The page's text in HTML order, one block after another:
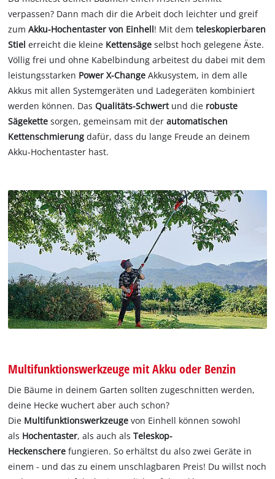
verpassen? Dann mach dir die Arbeit doch leichter und greif
zumAkku-Hochentaster von Einhell! Mit demteleskopierbaren
Stiel erreicht die kleine Kettensägeselbst hoch gelegene Äste.
Völlig frei und ohne Kabelbindung arbeitest du dabei mit dem
leistungsstarken Power X-Change Akkusystem, in dem alle
Akkus mit allen Systemgeräten und Ladegeräten kombiniert
werden können. DasQualitäts-Schwertund die robuste
Sägekette sorgen, gemeinsam mit derautomatischen
Kettenschmierung dafür, dass du lange Freude an deinem
Akku-Hochentaster hast.
Multifunktionswerkzeuge mit Akku oder Benzin
Die Bäume in deinem Garten sollten zugeschnitten werden,
deine Hecke wuchert aber auch schon?
Die Multifunktionswerkzeugevon Einhell können sowohl
als Hochentaster, als auch alsTeleskop-
Heckenschere fungieren. So erhältst du also zwei Geräte in
einem - und das zu einem unschlagbaren Preis! Du willst noch